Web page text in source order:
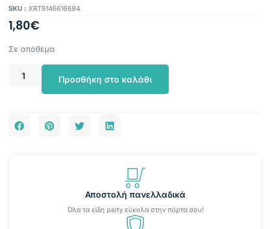
SKU : XRT9146616684
1,80€
Σε απόθεμα
Προσθήκη στο καλάθι
Αποστολή πανελλαδικά
Όλα τα είδη party εύκολα στην πόρτα σου!